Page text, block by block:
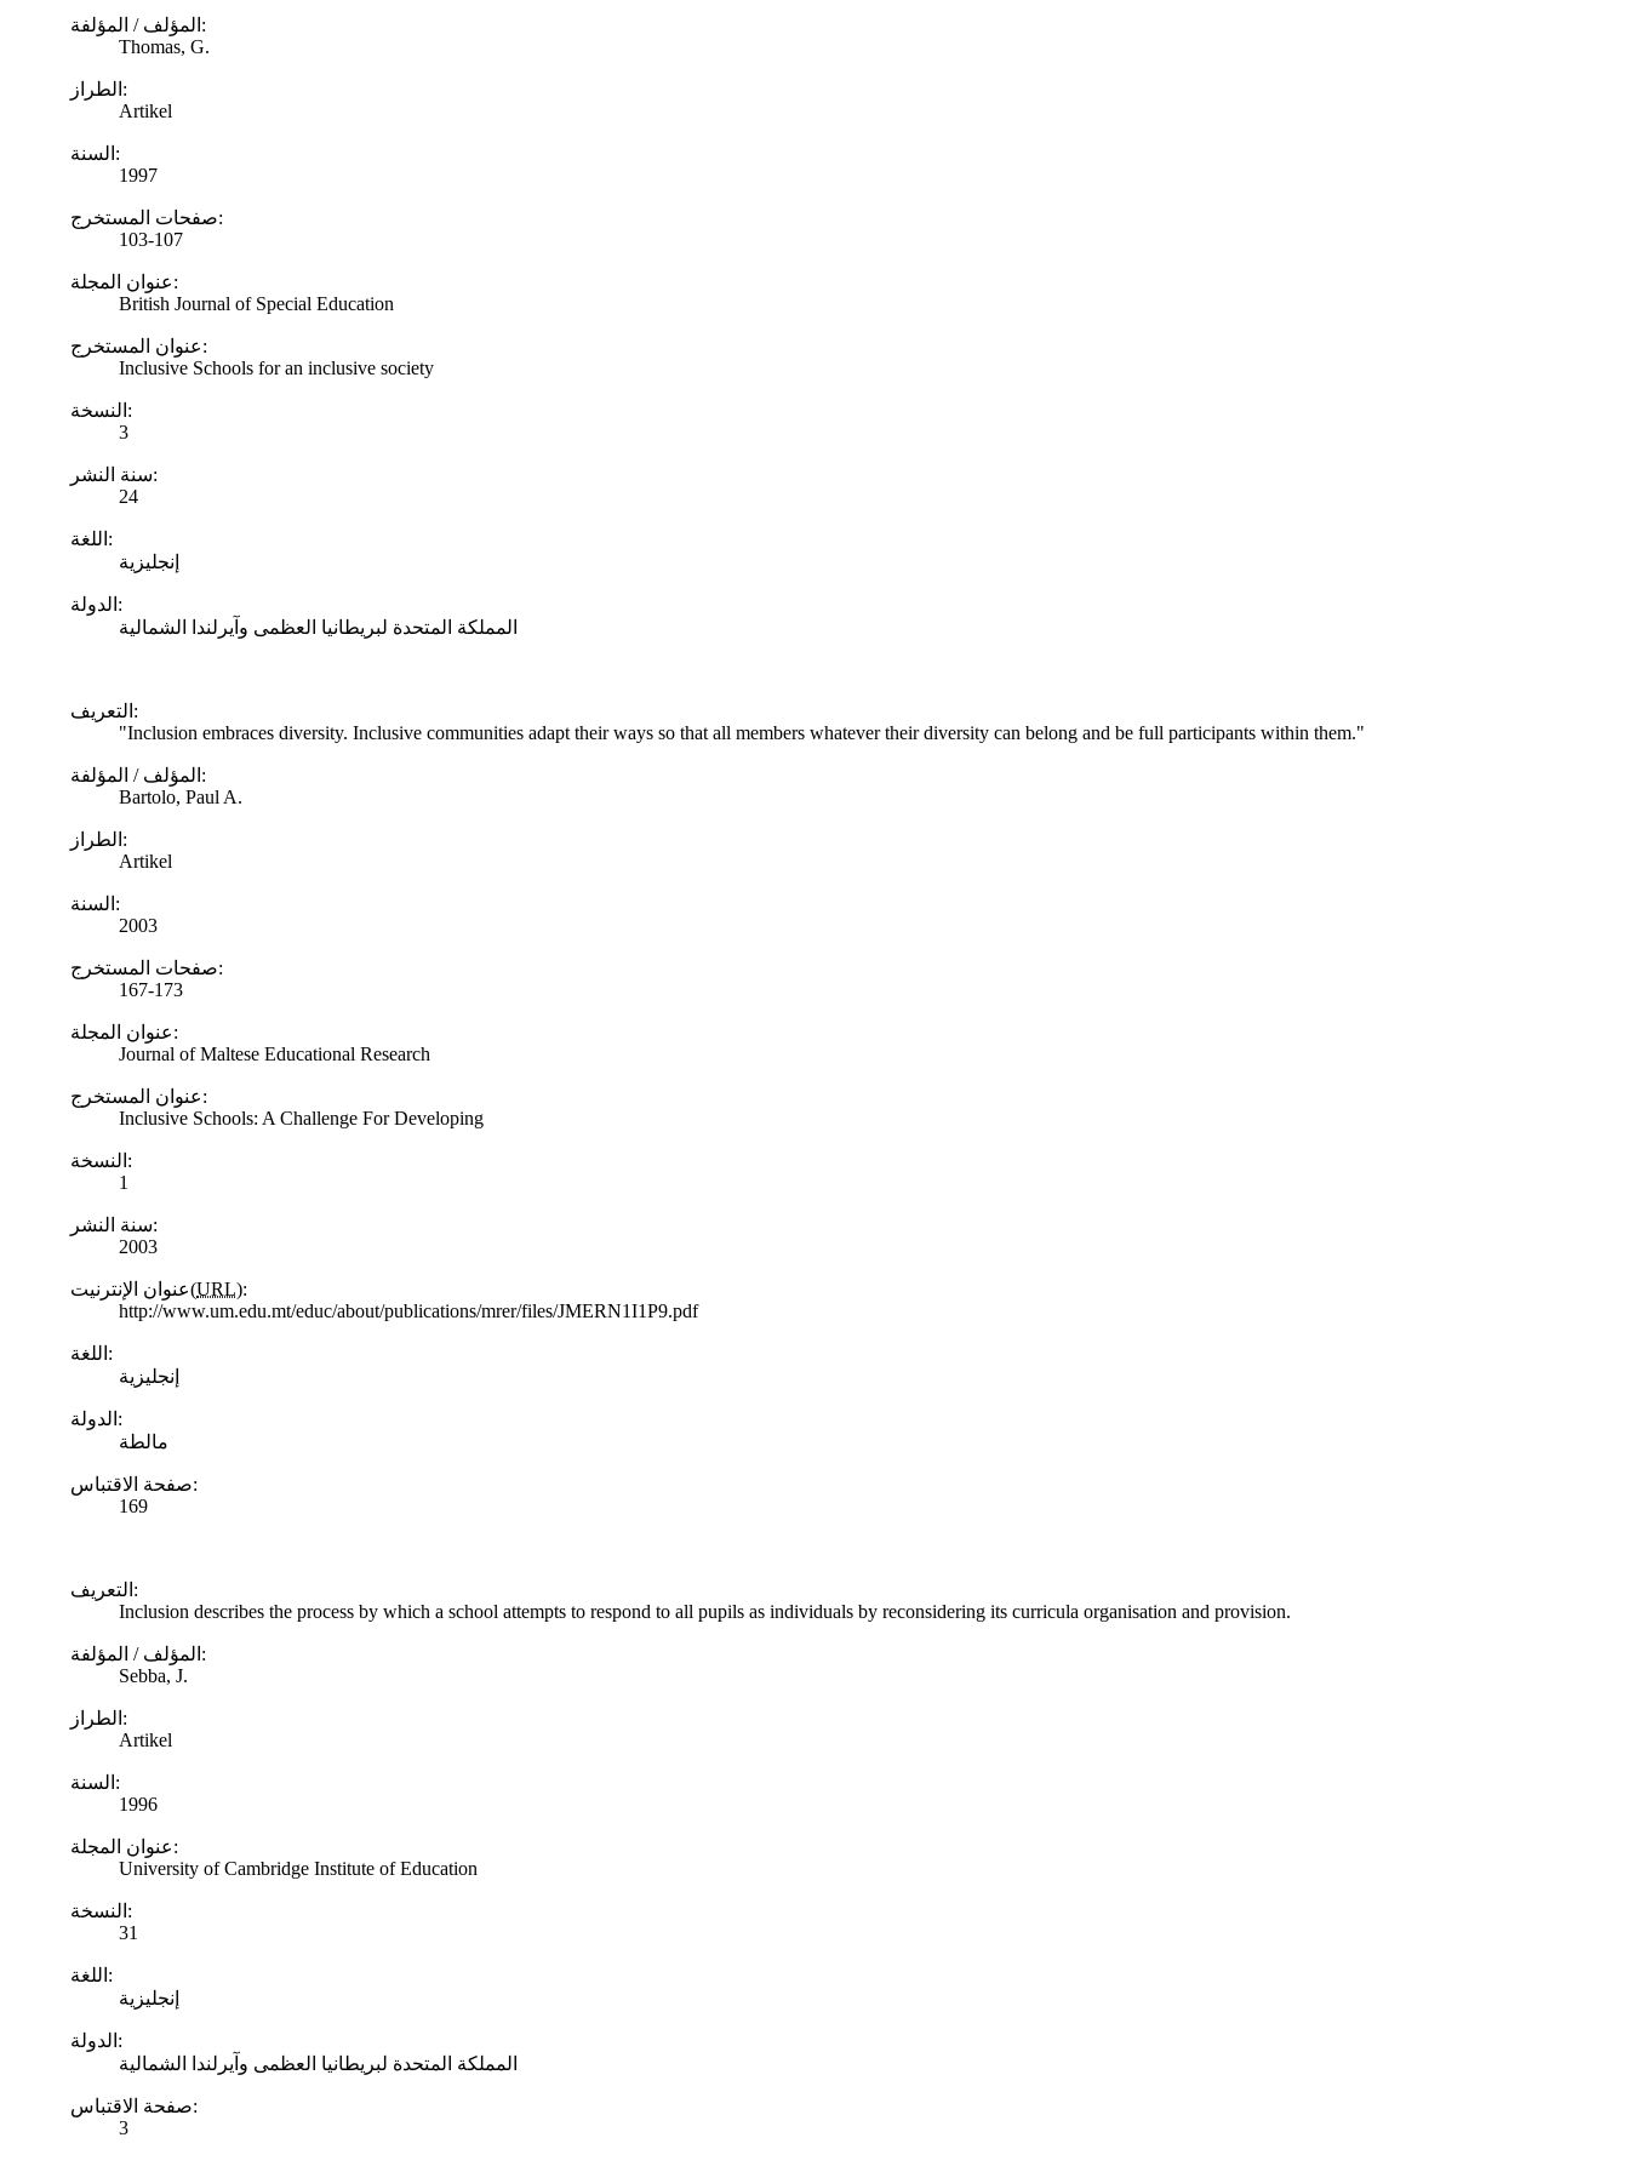
المؤلف / المؤلفة:
Thomas, G.
الطراز:
Artikel
السنة:
1997
صفحات المستخرج:
103-107
عنوان المجلة:
British Journal of Special Education
عنوان المستخرج:
Inclusive Schools for an inclusive society
النسخة:
3
سنة النشر:
24
اللغة:
إنجليزية
الدولة:
المملكة المتحدة لبريطانيا العظمى وآيرلندا الشمالية
التعريف:
"Inclusion embraces diversity. Inclusive communities adapt their ways so that all members whatever their diversity can belong and be full participants within them."
المؤلف / المؤلفة:
Bartolo, Paul A.
الطراز:
Artikel
السنة:
2003
صفحات المستخرج:
167-173
عنوان المجلة:
Journal of Maltese Educational Research
عنوان المستخرج:
Inclusive Schools: A Challenge For Developing
النسخة:
1
سنة النشر:
2003
عنوان الإنترنيت(URL):
http://www.um.edu.mt/educ/about/publications/mrer/files/JMERN1I1P9.pdf
اللغة:
إنجليزية
الدولة:
مالطة
صفحة الاقتباس:
169
التعريف:
Inclusion describes the process by which a school attempts to respond to all pupils as individuals by reconsidering its curricula organisation and provision.
المؤلف / المؤلفة:
Sebba, J.
الطراز:
Artikel
السنة:
1996
عنوان المجلة:
University of Cambridge Institute of Education
النسخة:
31
اللغة:
إنجليزية
الدولة:
المملكة المتحدة لبريطانيا العظمى وآيرلندا الشمالية
صفحة الاقتباس:
3